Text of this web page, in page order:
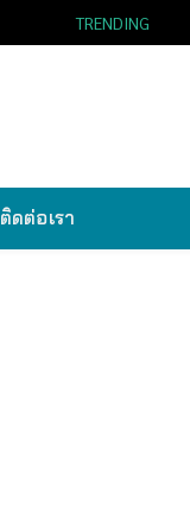
TRENDING
ติดต่อเรา